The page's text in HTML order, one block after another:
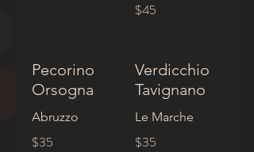
$45
Pecorino
Orsogna
Abruzzo
$35
Verdicchio
Tavignano
Le Marche
$35